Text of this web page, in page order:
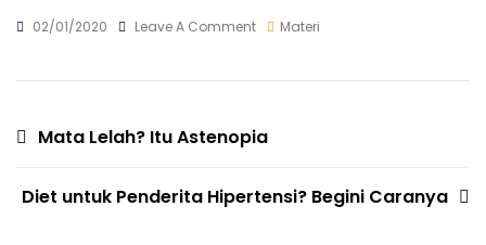
02/01/2020 Leave A CommentOn
Hanya
Melalui
Apa
Materi
Navigasi
pos
Mata Lelah? Itu Astenopia
Diet untuk Penderita Hipertensi? Begini Caranya